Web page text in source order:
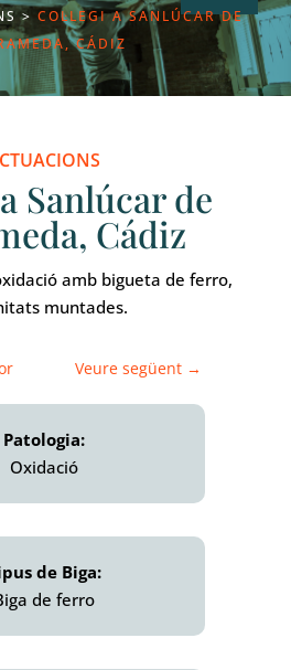
> COL·LEGI A SANLÚCAR DE
CÁDIZ
Sanlúcar de
Cádiz
amb bigueta de ferro,
muntades.
Veure següent →
Patologia:
Oxidació
de Biga:
de ferro